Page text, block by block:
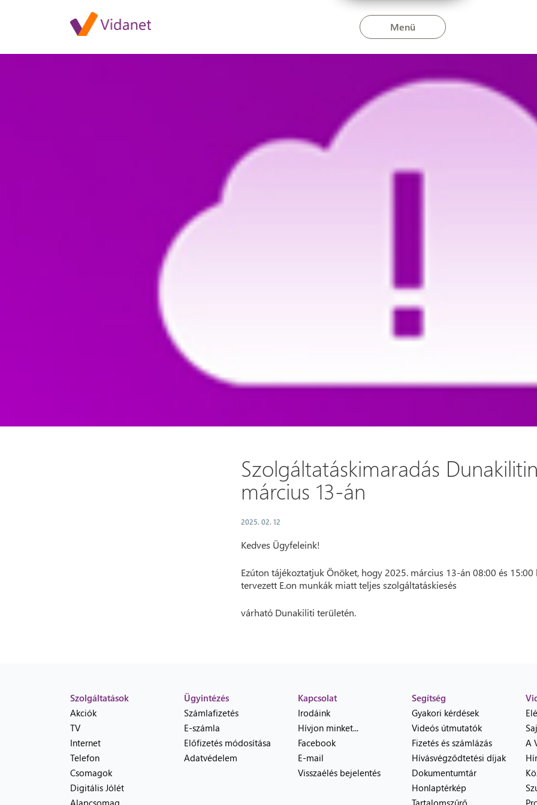
Menü
Szolgáltatáskimaradás Dunakilitin március 13-án
Szolgáltatáskimaradás
március 13-án
2025. 02. 12
Kedves Ügyfeleink!
Ezúton tájékoztatjuk Önöket, hogy 2025. március 13-án 08:00 és 15:00
tervezett E.on munkák miatt teljes szolgáltatáskiesés
várható Dunakiliti területén.
Szolgáltatások
Akciók
TV
Internet
Telefon
Csomagok
Digitális Jólét
Alapcsomag
Ügyintézés
Számlafizetés
E-számla
Előfizetés módosítása
Adatvédelem
Kapcsolat
Irodáink
Hívjon minket...
Facebook
E-mail
Visszaélés bejelentés
Segítség
Gyakori kérdések
Videós útmutatók
Fizetés és számlázás
Hívásvégződtetési díjak
Dokumentumtár
Honlaptérkép
Tartalomszűrő
A